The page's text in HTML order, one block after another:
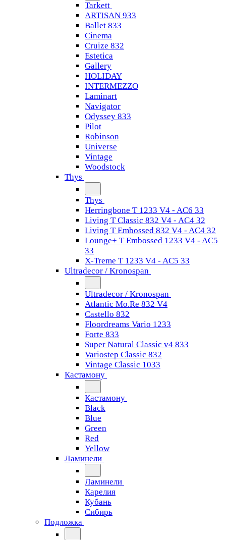
Tarkett
ARTISAN 933
Ballet 833
Cinema
Cruize 832
Estetica
Gallery
HOLIDAY
INTERMEZZO
Laminart
Navigator
Odyssey 833
Pilot
Robinson
Universe
Vintage
Woodstock
Thys
Thys
Herringbone T 1233 V4 - AC6 33
Living T Classic 832 V4 - AC4 32
Living T Embossed 832 V4 - AC4 32
Lounge+ T Embossed 1233 V4 - AC5
33
X-Treme T 1233 V4 - AC5 33
Ultradecor / Kronospan
Ultradecor / Kronospan
Atlantic Mo.Re 832 V4
Castello 832
Floordreams Vario 1233
Forte 833
Super Natural Classic v4 833
Variostep Classic 832
Vintage Classic 1033
Кастамону
Кастамону
Black
Blue
Green
Red
Yellow
Ламинели
Ламинели
Карелия
Кубань
Сибирь
Подложка